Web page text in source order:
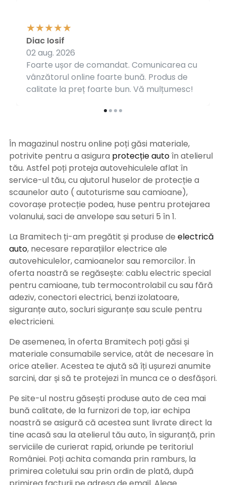
Foarte ușor de comandat. Comunicarea cu
vânzătorul online foarte bună. Produs de
calitate la preț foarte bun. Vă mulțumesc!
Diac Iosif
02 aug. 2026
În magazinul nostru online poți găsi materiale,
potrivite pentru a asigura protecție autoîn atelierul
tău. Astfel poți proteja autovehiculele aflat în
service-ul tău, cu ajutorul huselor de protecție a
scaunelor auto ( autoturisme sau camioane),
covorașe protecție podea, huse pentru protejarea
volanului, saci de anvelope sau seturi 5 în 1.
La Bramitech ți-am pregătit și produse de electrică
auto, necesare reparațiilor electrice ale
autovehiculelor, camioanelor sau remorcilor. În
oferta noastră se regăsește: cablu electric special
pentru camioane, tub termocontrolabil cu sau fără
adeziv, conectori electrici, benzi izolatoare,
siguranțe auto, socluri siguranțe sau scule pentru
electricieni.
De asemenea, în oferta Bramitech poți găsi și
materiale consumabile service, atât de necesare în
orice atelier. Acestea te ajută să îți ușurezi anumite
sarcini, dar și să te protejezi în munca ce o desfășori.
Pe site-ul nostru găsești produse auto de cea mai
bună calitate, de la furnizori de top, iar echipa
noastră se asigură că acestea sunt livrate direct la
tine acasă sau la atelierul tău auto, în siguranță, prin
serviciile de curierat rapid, oriunde pe teritoriul
României. Poți achita comanda prin ramburs, la
primirea coletului sau prin ordin de plată, după